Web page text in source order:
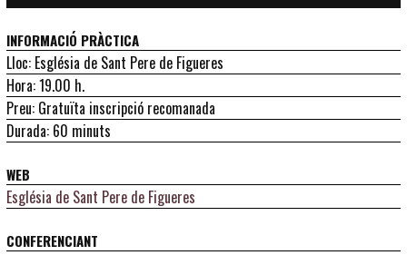
INFORMACIÓ PRÀCTICA
Lloc: Església de Sant Pere de Figueres
Hora: 19.00 h.
Preu: Gratuïta inscripció recomanada
Durada: 60 minuts
WEB
Església de Sant Pere de Figueres
CONFERENCIANT